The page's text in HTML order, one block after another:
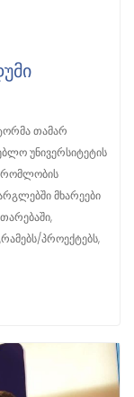
თამარ
უნივერსიტეტის
მხარეები
პროექტებს,